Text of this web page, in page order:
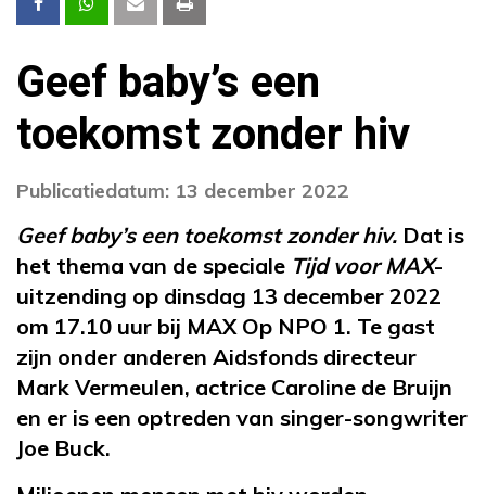
Geef baby’s een
toekomst zonder hiv
Publicatiedatum: 13 december 2022
Geef baby’s een toekomst zonder hiv. Dat is
het thema van de speciale Tijd voor MAX-
uitzending op dinsdag 13 december 2022
om 17.10 uur bij MAX Op NPO 1. Te gast
zijn onder anderen Aidsfonds directeur
Mark Vermeulen, actrice Caroline de Bruijn
en er is een optreden van singer-songwriter
Joe Buck.